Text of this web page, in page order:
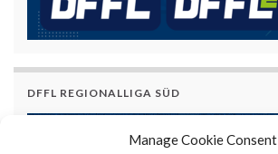
Manage Cookie Consent
DFFL REGIONALLIGA SÜD